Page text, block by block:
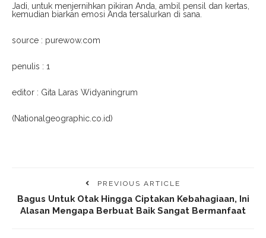
Jadi, untuk menjernihkan pikiran Anda, ambil pensil dan kertas,
kemudian biarkan emosi Anda tersalurkan di sana.
source : purewow.com
penulis : 1
editor : Gita Laras Widyaningrum
(Nationalgeographic.co.id)
PREVIOUS ARTICLE
Bagus Untuk Otak Hingga Ciptakan Kebahagiaan, Ini
Alasan Mengapa Berbuat Baik Sangat Bermanfaat